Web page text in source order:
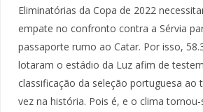
Eliminatórias da Copa de 2022
empate no confronto contra a Sérvia
passaporte rumo ao Catar. Por isso,
lotaram o estádio da Luz afim de
classificação da seleção portuguesa ao
vez na história. Pois é, e o clima